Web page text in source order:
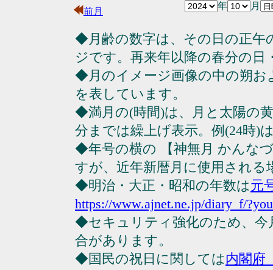
前月
年 月
◆月齢の数字は、その日の正午
ジです。再来年以降の春分の日
◆月のイメージ画像の中の朔
を表しています。
◆満月の(時間)は、月と太陽の
分までは繰上げ表示。例(24時)
◆年号の横の 【神無月 かんな
すが、近年新暦月に使用される
◆明治・大正・昭和の年数は元
https://www.ajnet.ne.jp/diary_f/
◆セキュリティ強化のため、今
合があります。
◆国民の祝日に関しては内閣府